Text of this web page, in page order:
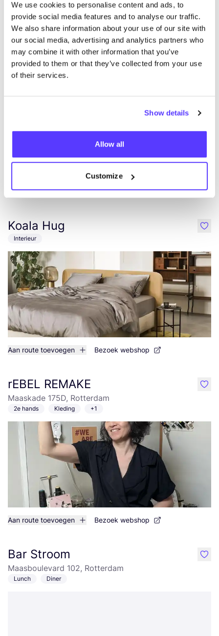
We use cookies to personalise content and ads, to
provide social media features and to analyse our traffic.
We also share information about your use of our site with
our social media, advertising and analytics partners who
may combine it with other information that you’ve
provided to them or that they’ve collected from your use
of their services.
Show details
Allow all
Customize
Previous
Meer winkels in deze buurt
Koala Hug
Interieur
Aan route toevoegen Bezoek webshop
like
rEBEL REMAKE
Maaskade 175D, Rotterdam
2e hands Kleding +1
Aan route toevoegen Bezoek webshop
like
Bar Stroom
Maasboulevard 102, Rotterdam
Lunch Diner
like